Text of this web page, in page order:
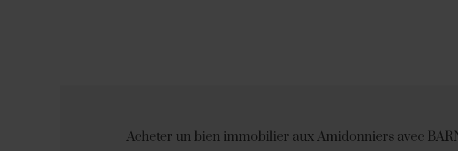
Acheter un bien immobilier aux Amidonniers avec